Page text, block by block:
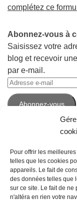
Pour offrir les
telles que les cookies
appareils. Le fait de
des données telles que
sur ce site. Le fait de ne
n'altéra en rien votre
complétez ce
Abonnez-vous à
Saisissez votre
blog et recevoir
par e-mail.
Adresse
e-
mailAbonnez-vous